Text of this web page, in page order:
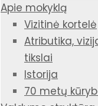
Apie mokyklą
Vizitinė kortelė
Atributika,
tikslai
Istorija
70 metų